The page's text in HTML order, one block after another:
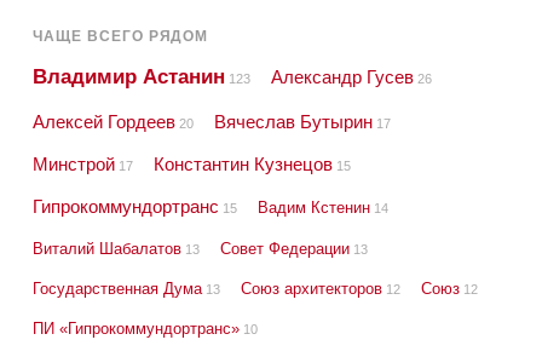
ЧАЩЕ ВСЕГО РЯДОМ
Владимир Астанин 123 Александр Гусев 26
Алексей Гордеев 20 Вячеслав Бутырин 17
Минстрой 17 Константин Кузнецов 15
Гипрокоммундортранс 15 Вадим Кстенин 14
Виталий Шабалатов 13 Совет Федерации 13
Государственная Дума 13 Союз архитекторов 12 Союз 12
ПИ «Гипрокоммундортранс» 10